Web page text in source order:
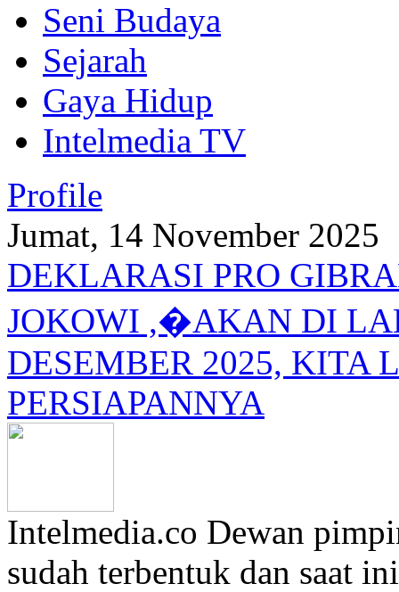
Seni Budaya
Sejarah
Gaya Hidup
Intelmedia TV
Profile
Jumat, 14 November 2025
DEKLARASI PRO
JOKOWI ,�AKAN DI
DESEMBER 2025, KITA
PERSIAPANNYA
Intelmedia.co Dewan
sudah terbentuk dan saat